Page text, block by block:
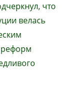
что
велась